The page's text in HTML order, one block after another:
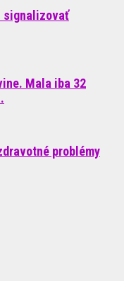
signalizovať
Mala iba 32
problémy